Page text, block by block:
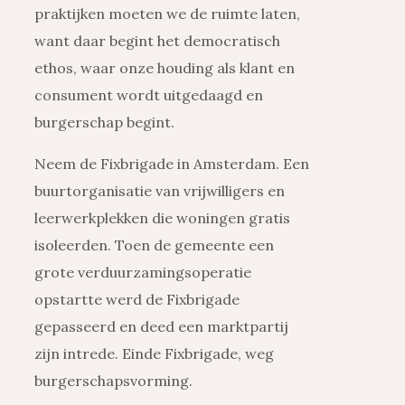
praktijken moeten we de ruimte laten,
want daar begint het democratisch
ethos, waar onze houding als klant en
consument wordt uitgedaagd en
burgerschap begint.
Neem de Fixbrigade in Amsterdam. Een
buurtorganisatie van vrijwilligers en
leerwerkplekken die woningen gratis
isoleerden. Toen de gemeente een
grote verduurzamingsoperatie
opstartte werd de Fixbrigade
gepasseerd en deed een marktpartij
zijn intrede. Einde Fixbrigade, weg
burgerschapsvorming.